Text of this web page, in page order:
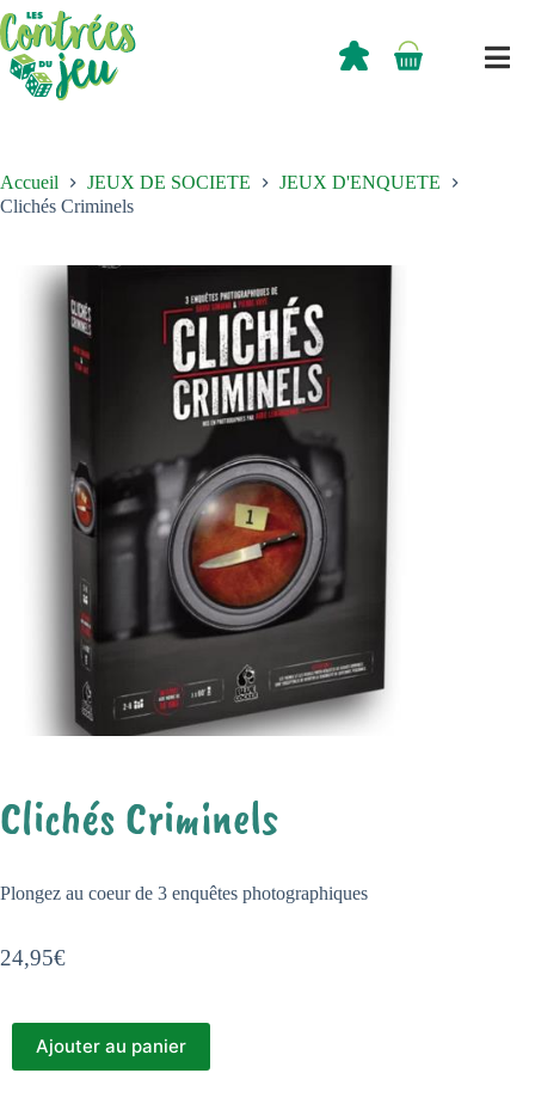
Passer
au
contenu
Panier
0,00
Accueil JEUX DE SOCIETE
JEUX D'ENQUETE
Clichés Criminels
Clichés Criminels
24,95€
Plongez au coeur de 3 enquêtes photographiques
Ajouter au panier